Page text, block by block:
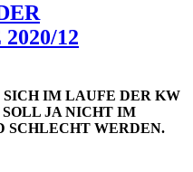
12
SICH IM LAUFE DER KW
SOLL JA NICHT IM
SCHLECHT WERDEN.